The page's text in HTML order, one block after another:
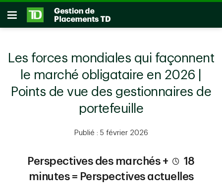
Passer au contenu principal
Ouvrir
Les forces mondiales qui façonnent
le marché obligataire en 2026 |
Points de vue des gestionnaires de
portefeuille
Publié : 5 février 2026
Perspectives des marchés +
18
minutes = Perspectives actuelles